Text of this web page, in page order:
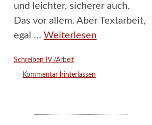
und leichter, sicherer auch.
Das vor allem. Aber Textarbeit,
egal … Weiterlesen
Kategorien
Schreiben IV /Arbeit
Kommentar hinterlassen